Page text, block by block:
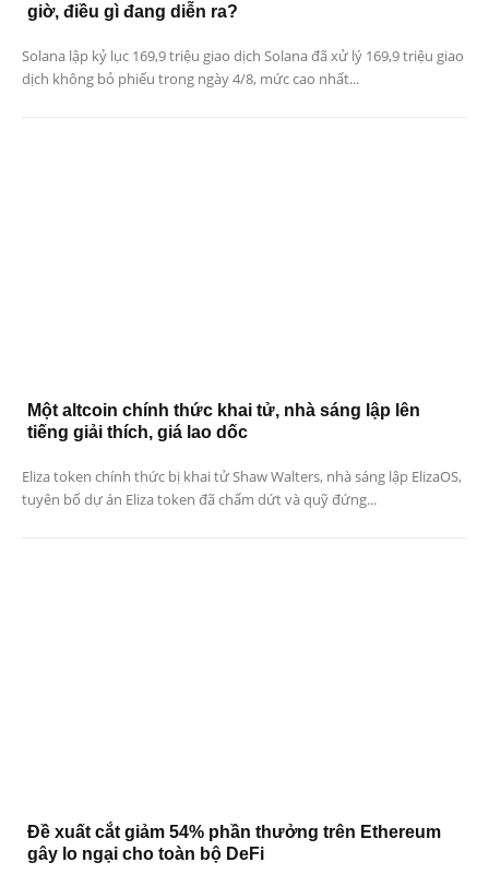
giờ, điều gì đang diễn ra?
Solana lập kỷ lục 169,9 triệu giao dịch Solana đã xử lý 169,9 triệu giao
dịch không bỏ phiếu trong ngày 4/8, mức cao nhất...
Một altcoin chính thức khai tử, nhà sáng lập lên
tiếng giải thích, giá lao dốc
Eliza token chính thức bị khai tử Shaw Walters, nhà sáng lập ElizaOS,
tuyên bố dự án Eliza token đã chấm dứt và quỹ đứng...
Đề xuất cắt giảm 54% phần thưởng trên Ethereum
gây lo ngại cho toàn bộ DeFi